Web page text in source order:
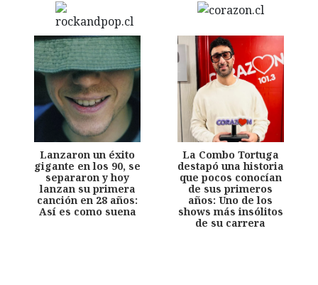
Lanzaron un éxito
gigante en los 90, se
separaron y hoy
lanzan su primera
canción en 28 años:
Así es como suena
La Combo Tortuga
destapó una historia
que pocos conocían
de sus primeros
años: Uno de los
shows más insólitos
de su carrera